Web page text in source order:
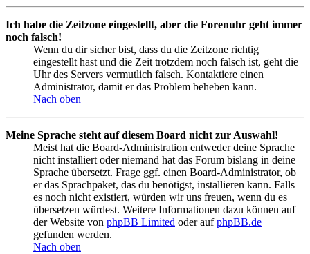
Ich habe die Zeitzone eingestellt, aber die Forenuhr geht immer
noch falsch!
Wenn du dir sicher bist, dass du die Zeitzone richtig
eingestellt hast und die Zeit trotzdem noch falsch ist, geht die
Uhr des Servers vermutlich falsch. Kontaktiere einen
Administrator, damit er das Problem beheben kann.
Nach oben
Meine Sprache steht auf diesem Board nicht zur Auswahl!
Meist hat die Board-Administration entweder deine Sprache
nicht installiert oder niemand hat das Forum bislang in deine
Sprache übersetzt. Frage ggf. einen Board-Administrator, ob
er das Sprachpaket, das du benötigst, installieren kann. Falls
es noch nicht existiert, würden wir uns freuen, wenn du es
übersetzen würdest. Weitere Informationen dazu können auf
der Website von phpBB Limited oder aufphpBB.de
gefunden werden.
Nach oben